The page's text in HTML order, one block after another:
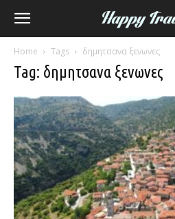
Home Tags δημητσανα ξενωνες
Tag: δημητσανα ξενωνες